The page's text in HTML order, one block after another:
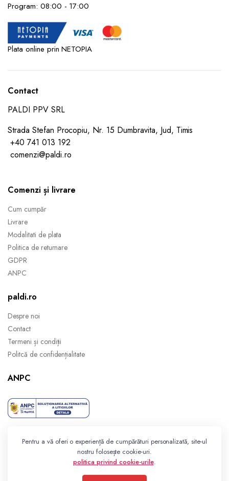
Program: 08:00 - 17:00
Plata online prin NETOPIA
Contact
PALDI PPV SRL
Strada Stefan Procopiu, Nr. 15 Dumbravita, Jud, Timis
+40 741 013 192
comenzi@paldi.ro
Comenzi și livrare
Cum cumpăr
Livrare
Modalitati de plata
Politica de returnare
GDPR
ANPC
paldi.ro
Despre noi
Contact
Termeni și condiții
Politcă de confidențialitate
ANPC
Pentru a vă oferi o experiență de cumpărături personalizată, site-ul
nostru folosește cookie-uri.
politica privind cookie-urile.